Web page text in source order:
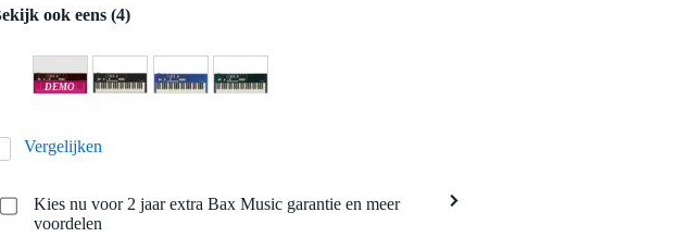
Bekijk ook eens (4)
DEMO
Vergelijken
Kies nu voor 2 jaar extra Bax Music garantie en meer
voordelen